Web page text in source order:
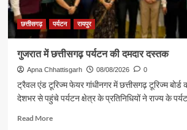
छत्तीसगढ़ पर्यटन रायपुर
गुजरात में छत्तीसगढ़ पर्यटन की दमदार दस्तक
Apna Chhattisgarh 08/08/2026 0
ट्रैवल एंड टूरिज्म फेयर गांधीनगर में छत्तीसगढ़ टूरिज्म बोर्ड
देशभर से पहुंचे पर्यटन क्षेत्र के प्रतिनिधियों ने राज्य के
Read MoreRead